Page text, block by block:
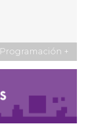
Programación +